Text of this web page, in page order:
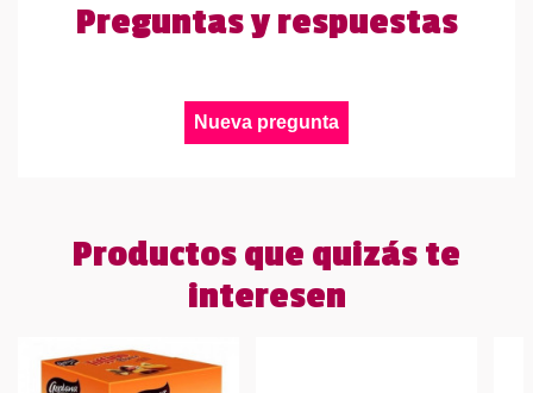
Preguntas y respuestas
Nueva pregunta
Productos que quizás te
interesen